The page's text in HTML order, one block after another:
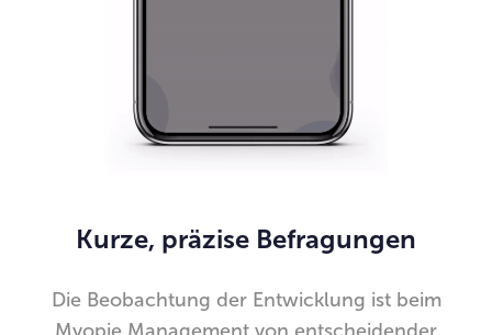
Kurze, präzise Befragungen
Die Beobachtung der Entwicklung ist beim
Myopie Management von entscheidender